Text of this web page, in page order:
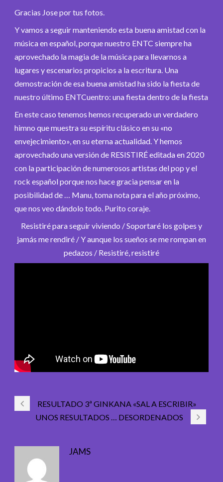
Gracias Jose por tus fotos.
Y vamos a seguir manteniendo esta buena amistad con la
música en español, porque nuestro ENTC siempre ha
aprovechado la magia de la música para llevarnos a
lugares y escenarios propicios a la escritura. Una
demostración de esa buena amistad ha sido la fiesta de
nuestro último ENTCuentro: una fiesta dentro de la fiesta
En este caso tenemos hemos recuperado un verdadero
himno que muestra su espíritu clásico en su «no
envejecimiento», en su eterna actualidad. Y hemos
aprovechado una versión de RESISTIRÉ editada en 2020
con la participación de numerosos artistas del pop y el
rock español porque nos hace gracia pensar en la
posibilidad de … Manu, toma nota para el año próximo,
que nos veo dándolo todo. Purito coraje.
Resistiré para seguir viviendo / Soportaré los golpes y
jamás me rendiré / Y aunque los sueños se me rompan en
pedazos / Resistiré, resistiré
RESULTADO 3ª GINKANA «SAL A ESCRIBIR»
UNOS RESULTADOS … DESORDENADOS
JAMS